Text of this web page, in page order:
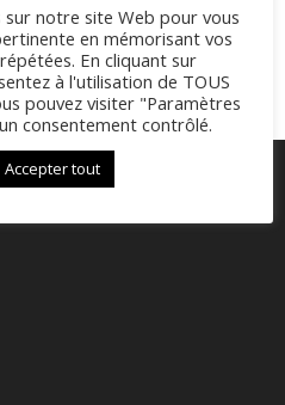
sur notre site Web pour vous
en mémorisant vos
En cliquant sur
à l'utilisation de TOUS
pouvez visiter "Paramètres
consentement contrôlé.
Accepter tout